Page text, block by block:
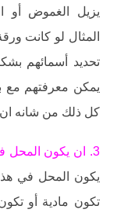
يزيل الغموض أو
المثال لو كانت
تحديد أسمائهم
يمكن معرفتهم مع
كل ذلك من شانه ان
3. ان يكون المحل في التبليغات القضائية ممكناً:
يكون المحل في هذه
تكون مادية أو